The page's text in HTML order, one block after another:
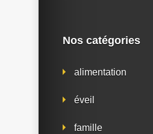
Nos catégories
alimentation
éveil
famille